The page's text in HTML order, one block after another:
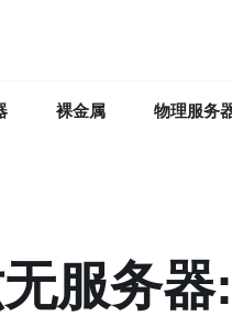
裸金属 物理服务
服务